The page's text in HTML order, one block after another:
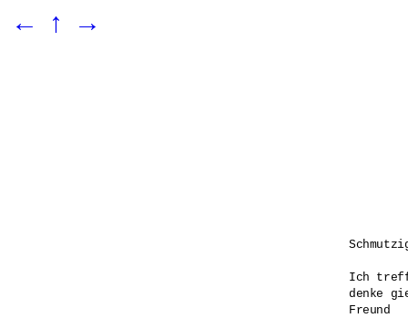
← ↑ →
Ich treff
denke
Freund